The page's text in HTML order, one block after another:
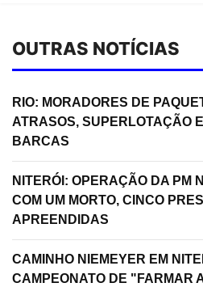
OUTRAS NOTÍCIAS
RIO: MORADORES DE
ATRASOS, SUPERLOTAÇÃO
BARCAS
NITERÓI: OPERAÇÃO DA PM
COM UM MORTO, CINCO
APREENDIDAS
CAMINHO NIEMEYER EM
CAMPEONATO DE "FARMAR